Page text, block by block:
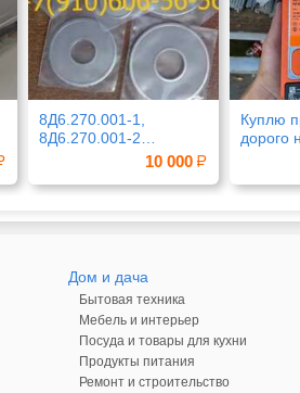
8Д6.270.001-1,
8Д6.270.001-2
10 000
Куплю
дорого
Дом и дача
Бытовая техника
Мебель и интерьер
Посуда и товары для кухни
Продукты питания
Ремонт и строительство